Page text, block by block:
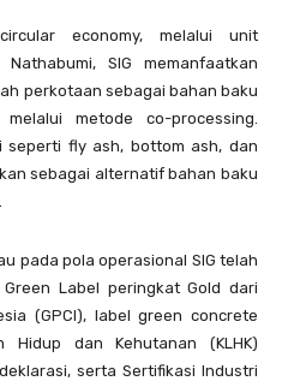
economy, melalui unit
SIG memanfaatkan
perkotaan sebagai bahan baku
metode co-processing.
seperti fly ash, bottom ash, dan
sebagai alternatif bahan baku
pada pola operasional SIG telah
Label peringkat Gold dari
(GPCI), label green concrete
Hidup dan Kehutanan (KLHK)
serta Sertifikasi Industri